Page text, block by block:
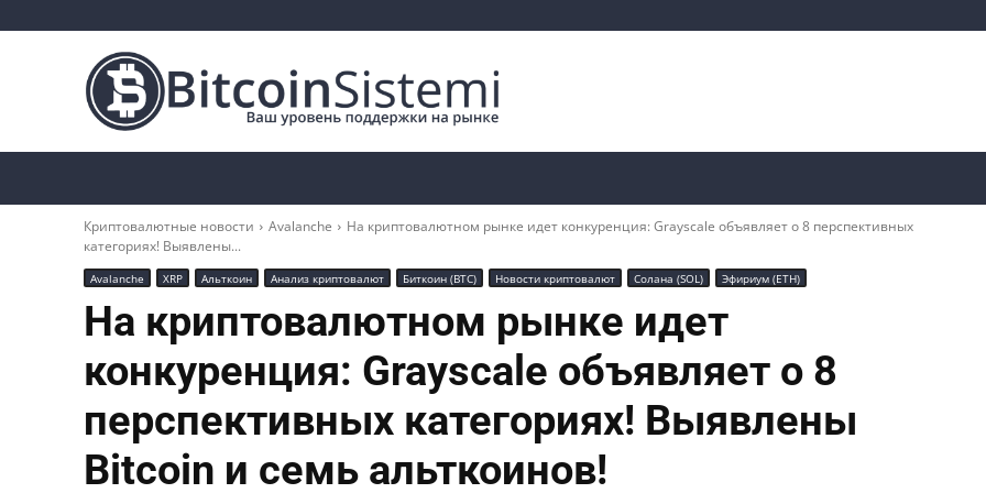
Криптовалютные новости Avalanche
На криптовалютном рынке идет конкуренция: Grayscale объявляет о 8 перспективных
категориях! Выявлены...
Avalanche XRP Альткоин Анализ криптовалют Биткоин (BTC) Новости криптовалют Солана (SOL) Эфириум (ETH)
На криптовалютном рынке идет
конкуренция: Grayscale объявляет о 8
перспективных категориях! Выявлены
Bitcoin и семь альткоинов!